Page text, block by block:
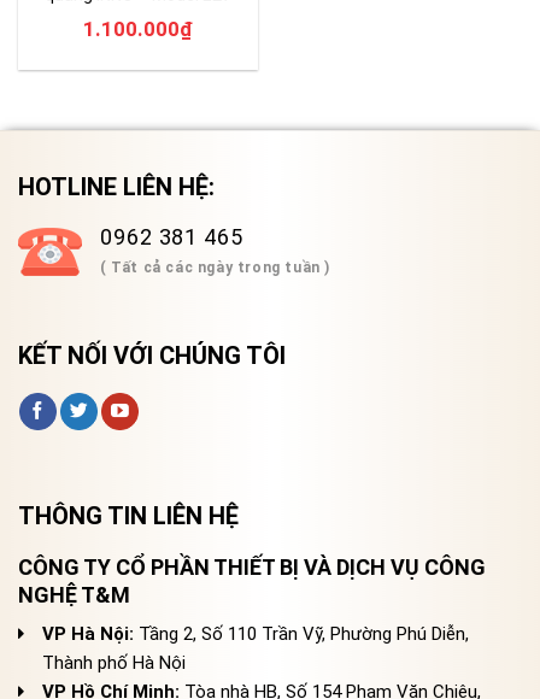
1.100.000₫
HOTLINE LIÊN HỆ:
0962 381 465
( Tất cả các ngày trong tuần )
KẾT NỐI VỚI CHÚNG TÔI
THÔNG TIN LIÊN HỆ
CÔNG TY CỔ PHẦN THIẾT BỊ VÀ DỊCH VỤ CÔNG
NGHỆ T&M
VP Hà Nội: Tầng 2, Số 110 Trần Vỹ, Phường Phú Diễn,
Thành phố Hà Nội
VP Hồ Chí Minh: Tòa nhà HB, Số 154 Phạm Văn Chiêu,